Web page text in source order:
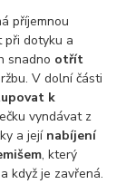
příjemnou
při dotyku a
snadno otřít
V dolní části
k
vyndávat z
a její nabíjení
, který
když je zavřená.